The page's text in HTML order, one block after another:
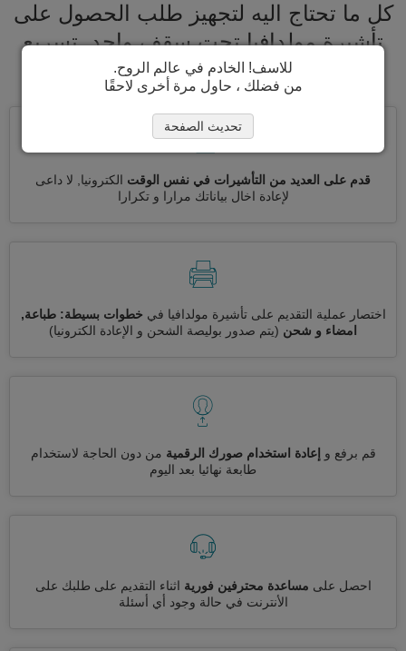
كل ما تحتاج اليه لتجهيز طلب الحصول على
تأشيرة مولدافيا تحت سقف واحد. تسريع
عملية الحصول على تأشيرة مولدافيا
قدم على العديد من التأشيرات في نفس الوقت الكترونيا, لا داعى
لإعادة اخال بياناتك مرارا و تكرارا
اختصار عملية التقديم على تأشيرة مولدافيا في خطوات بسيطة: طباعة,
امضاء و شحن (يتم صدور بوليصة الشحن و الإعادة الكترونيا)
قم برفع و إعادة استخدام صورك الرقمية من دون الحاجة لاستخدام
طابعة نهائيا بعد اليوم
احصل على مساعدة محترفين فورية اثناء التقديم على طلبك على
الأنترنت في حالة وجود أي أسئلة
للاسف! الخادم في عالم الروح.
من فضلك ، حاول مرة أخرى لاحقًا
تحديث الصفحة